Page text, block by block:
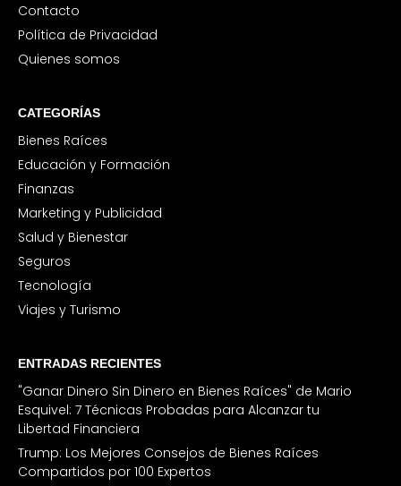
Contacto
Política de Privacidad
Quienes somos
CATEGORÍAS
Bienes Raíces
Educación y Formación
Finanzas
Marketing y Publicidad
Salud y Bienestar
Seguros
Tecnología
Viajes y Turismo
ENTRADAS RECIENTES
"Ganar Dinero Sin Dinero en Bienes Raíces" de Mario
Esquivel: 7 Técnicas Probadas para Alcanzar tu
Libertad Financiera
Trump: Los Mejores Consejos de Bienes Raíces
Compartidos por 100 Expertos